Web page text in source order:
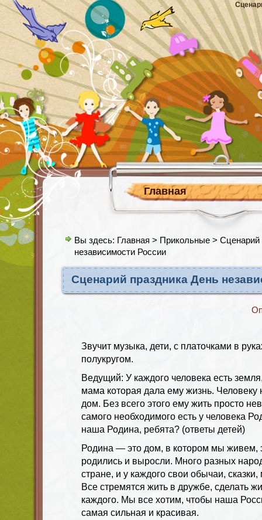
Главная
Вы здесь: Главная > Прикольные > Сценарий
независимости России
Сценарий праздника День
Звучит музыка, дети, с платочками в
полукругом.
Ведущий: У каждого человека есть
мама которая дала ему жизнь.
дом. Без всего этого ему жить просто
самого необходимого есть у человека
наша Родина, ребята? (ответы детей)
Родина — это дом, в котором мы живем,
родились и выросли. Много разных
стране, и у каждого свои обычаи,
Все стремятся жить в дружбе, сделать
каждого. Мы все хотим, чтобы наша
самая сильная и красивая.